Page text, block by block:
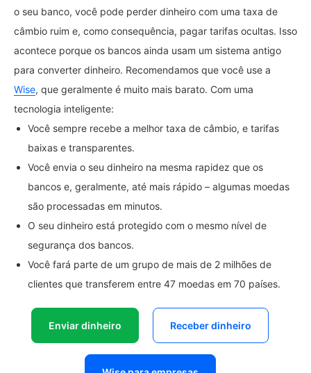
o seu banco, você pode perder dinheiro com uma taxa de
câmbio ruim e, como consequência, pagar tarifas ocultas. Isso
acontece porque os bancos ainda usam um sistema antigo
para converter dinheiro. Recomendamos que você use a
Wise, que geralmente é muito mais barato. Com uma
tecnologia inteligente:
Você sempre recebe a melhor taxa de câmbio, e tarifas
baixas e transparentes.
Você envia o seu dinheiro na mesma rapidez que os
bancos e, geralmente, até mais rápido – algumas moedas
são processadas em minutos.
O seu dinheiro está protegido com o mesmo nível de
segurança dos bancos.
Você fará parte de um grupo de mais de 2 milhões de
clientes que transferem entre 47 moedas em 70 países.
Enviar dinheiro Receber dinheiro